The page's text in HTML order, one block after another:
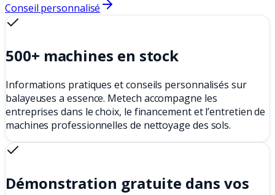
Conseil personnalisé
500+ machines en stock
Informations pratiques et conseils personnalisés sur
balayeuses a essence. Metech accompagne les
entreprises dans le choix, le financement et l’entretien de
machines professionnelles de nettoyage des sols.
Démonstration gratuite dans vos